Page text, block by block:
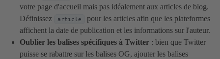
votre page d'accueil mais pas idéalement aux articles de blog.
Définissez
article
pour les articles afin que les plateformes
affichent la date de publication et les informations sur l'auteur.
Oublier les balises spécifiques à Twitter : bien que Twitter
puisse se rabattre sur les balises OG, ajouter les balises